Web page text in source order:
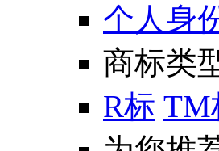
个人身
商标类
R标 TM